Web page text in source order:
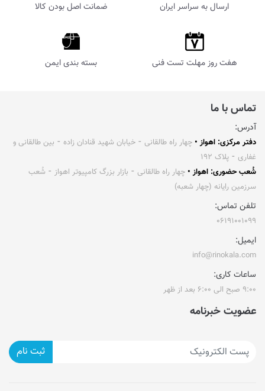
ارسال به سراسر ایران ضمانت اصل بودن کالا
هفت روز مهلت تست فنی بسته بندی ایمن
تماس با ما
آدرس:
دفتر مرکزی: اهواز • چهار راه طالقانی ⁃ خیابان شهید قنادان زاده ⁃ بین طالقانی و
غفاری ⁃ پلاک ۱۹۲
شُعب حضوری: اهواز • چهار راه طالقانی ⁃ بازار بزرگ کامپیوتر اهواز ⁃ شُعب
سرزمین رایانه (چهار شعبه)
تلفن تماس:
۰۶۱۹۱۰۰۱۰۹۹
ایمیل:
info@rinokala.com
ساعات کاری:
۹:۰۰ صبح الی ۶:۰۰ بعد از ظهر
عضویت خبرنامه
ثبت نام